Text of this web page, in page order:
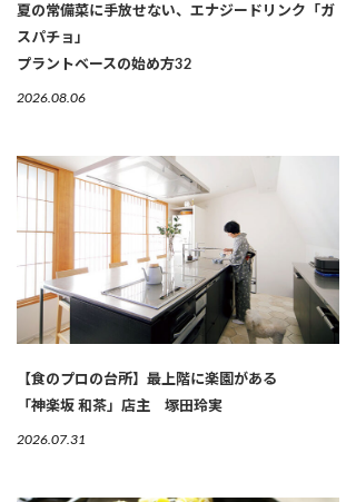
夏の常備菜に手放せない、エナジードリンク「ガ
スパチョ」
プラントベースの始め方32
2026.08.06
【食のプロの台所】最上階に楽園がある
「神楽坂 和茶」店主 塚田玲実
2026.07.31